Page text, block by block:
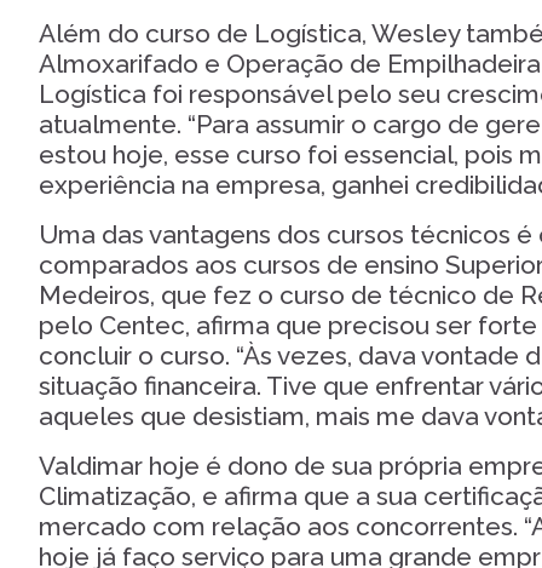
Além do curso de Logística, Wesley
Almoxarifado e Operação de
Logística foi responsável pelo seu
atualmente. “Para assumir o cargo de
estou hoje, esse curso foi essencial, pois
experiência na empresa, ganhei
Uma das vantagens dos cursos técnicos
comparados aos cursos de ensino
Medeiros, que fez o curso de técnico de
pelo Centec, afirma que precisou ser
concluir o curso. “Às vezes, dava vontade
situação financeira. Tive que enfrentar
aqueles que desistiam, mais me dava
Valdimar hoje é dono de sua própria
Climatização, e afirma que a sua
mercado com relação aos concorrentes.
hoje já faço serviço para uma grande